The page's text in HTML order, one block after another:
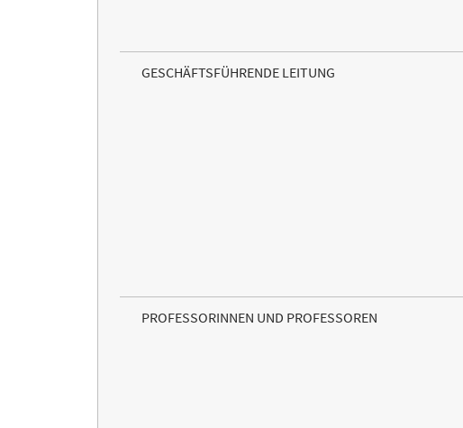
GESCHÄFTSFÜHRENDE LEITUNG
PROFESSORINNEN UND PROFESSOREN